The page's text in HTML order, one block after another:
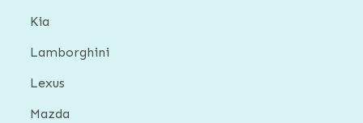
Kia
Lamborghini
Lexus
Mazda